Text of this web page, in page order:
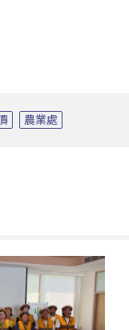
農業處